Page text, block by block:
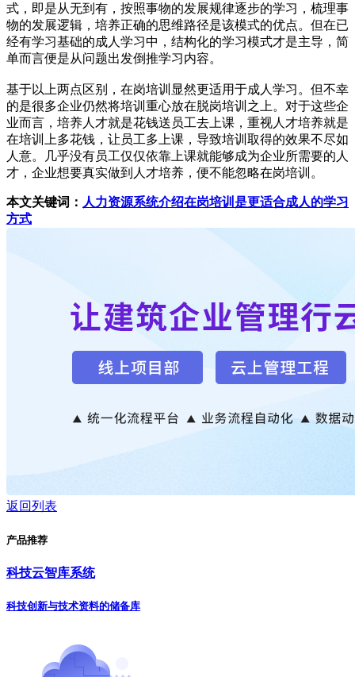
式，即是从无到有，按照事物的发展规律逐步的学习，梳理事
物的发展逻辑，培养正确的思维路径是该模式的优点。但在已
经有学习基础的成人学习中，结构化的学习模式才是主导，简
单而言便是从问题出发倒推学习内容。
基于以上两点区别，在岗培训显然更适用于成人学习。但不幸
的是很多企业仍然将培训重心放在脱岗培训之上。对于这些企
业而言，培养人才就是花钱送员工去上课，重视人才培养就是
在培训上多花钱，让员工多上课，导致培训取得的效果不尽如
人意。几乎没有员工仅仅依靠上课就能够成为企业所需要的人
才，企业想要真实做到人才培养，便不能忽略在岗培训。
本文关键词： 人力资源系统介绍在岗培训是更适合成人的学习
方式
返回列表
产品推荐
科技云智库系统
科技创新与技术资料的储备库